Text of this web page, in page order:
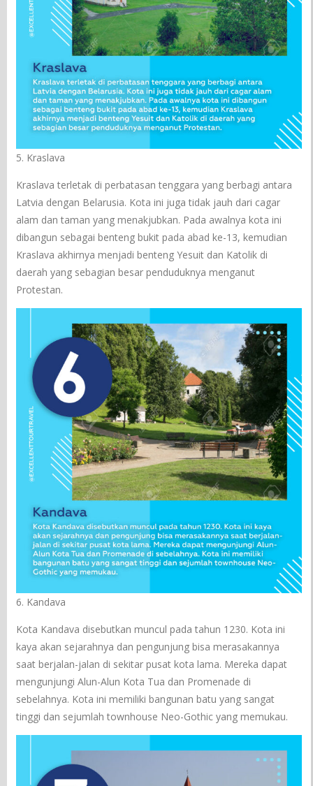
5. Kraslava
Kraslava terletak di perbatasan tenggara yang berbagi antara
Latvia dengan Belarusia. Kota ini juga tidak jauh dari cagar
alam dan taman yang menakjubkan. Pada awalnya kota ini
dibangun sebagai benteng bukit pada abad ke-13, kemudian
Kraslava akhirnya menjadi benteng Yesuit dan Katolik di
daerah yang sebagian besar penduduknya menganut
Protestan.
6. Kandava
Kota Kandava disebutkan muncul pada tahun 1230. Kota ini
kaya akan sejarahnya dan pengunjung bisa merasakannya
saat berjalan-jalan di sekitar pusat kota lama. Mereka dapat
mengunjungi Alun-Alun Kota Tua dan Promenade di
sebelahnya. Kota ini memiliki bangunan batu yang sangat
tinggi dan sejumlah townhouse Neo-Gothic yang memukau.